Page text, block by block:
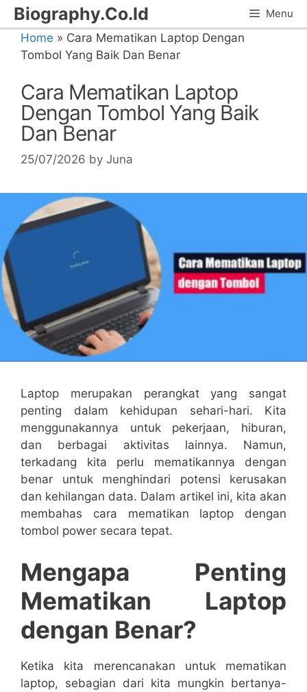
Skip
to
content
Biography.Co.Id Menu
Home » Cara Mematikan Laptop Dengan
Tombol Yang Baik Dan Benar
Cara Mematikan Laptop
Dengan Tombol Yang Baik
Dan Benar
25/07/2026 by Juna
Laptop merupakan perangkat yang sangat
penting dalam kehidupan sehari-hari. Kita
menggunakannya untuk pekerjaan, hiburan,
dan berbagai aktivitas lainnya. Namun,
terkadang kita perlu mematikannya dengan
benar untuk menghindari potensi kerusakan
dan kehilangan data. Dalam artikel ini, kita akan
membahas cara mematikan laptop dengan
tombol power secara tepat.
Mengapa Penting
Mematikan Laptop
dengan Benar?
Ketika kita merencanakan untuk mematikan
laptop, sebagian dari kita mungkin bertanya-